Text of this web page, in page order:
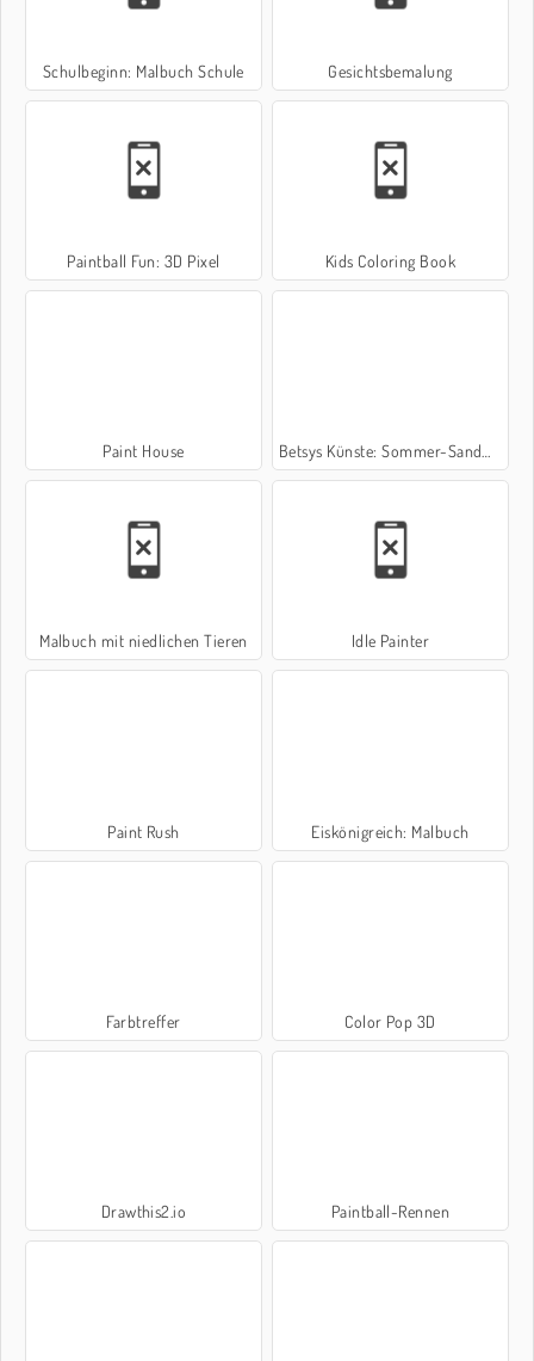
Schulbeginn: Malbuch Schule Gesichtsbemalung
Paintball Fun: 3D Pixel Kids Coloring Book
Paint House Betsys Künste: Sommer-Sandmalerei
Malbuch mit niedlichen Tieren Idle Painter
Paint Rush Eiskönigreich: Malbuch
Farbtreffer Color Pop 3D
Drawthis2.io Paintball-Rennen